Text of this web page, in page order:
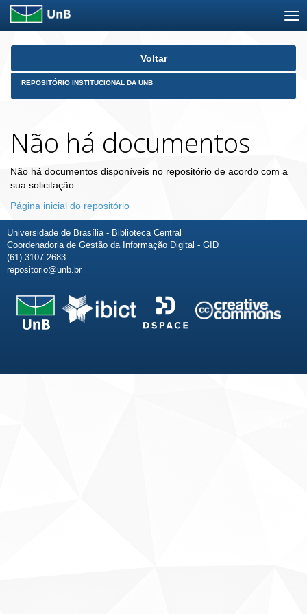
Skip
Voltar
REPOSITÓRIO INSTITUCIONAL DA UNB
Não há documentos
Não há documentos disponíveis no repositório de acordo com a
sua solicitação.
Página inicial do repositório
Universidade de Brasília - Biblioteca Central
Coordenadoria de Gestão da Informação Digital - GID
(61) 3107-2683
repositorio@unb.br